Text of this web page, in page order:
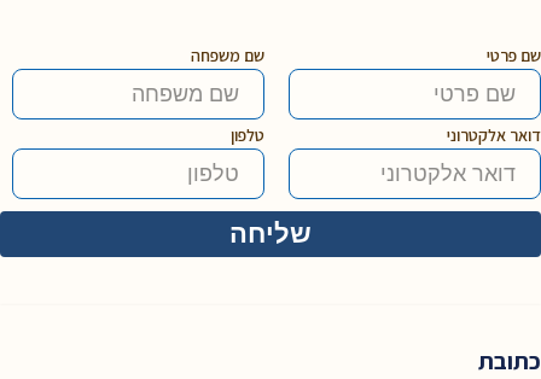
שם פרטי שם משפחה
דואר אלקטרוני טלפון
כתובת